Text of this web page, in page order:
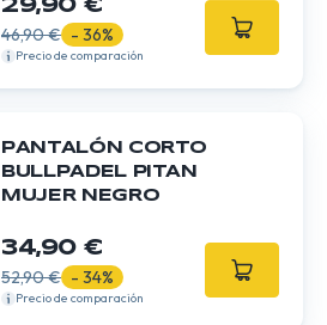
29,90 €
46,90 € - 36%
Precio de comparación
PANTALÓN CORTO
BULLPADEL PITAN
MUJER NEGRO
34,90 €
52,90 € - 34%
Precio de comparación